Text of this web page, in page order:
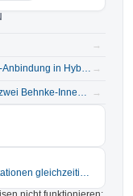
→
Konfiguration von zwei Sprechstellen mit SIP-Anbindung in Hybrid-Betriebsart und zwei Innenstationen →
Konfiguration von Behnke-Sprechstellen mit zwei Behnke-Innenstellen in gerouteten Netzwerken mit Netzwerkbrücke →